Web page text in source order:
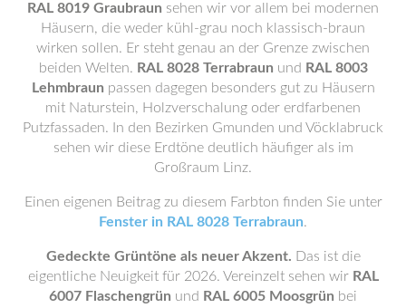
RAL 8019 Graubraun sehen wir vor allem bei modernen
Häusern, die weder kühl-grau noch klassisch-braun
wirken sollen. Er steht genau an der Grenze zwischen
beiden Welten. RAL 8028 Terrabraun und RAL 8003
Lehmbraun passen dagegen besonders gut zu Häusern
mit Naturstein, Holzverschalung oder erdfarbenen
Putzfassaden. In den Bezirken Gmunden und Vöcklabruck
sehen wir diese Erdtöne deutlich häufiger als im
Großraum Linz.
Einen eigenen Beitrag zu diesem Farbton finden Sie unter
Fenster in RAL 8028 Terrabraun.
Gedeckte Grüntöne als neuer Akzent. Das ist die
eigentliche Neuigkeit für 2026. Vereinzelt sehen wir RAL
6007 Flaschengrün und RAL 6005 Moosgrün bei